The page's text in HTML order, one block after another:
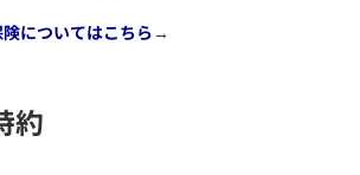
についてはこちら→
約